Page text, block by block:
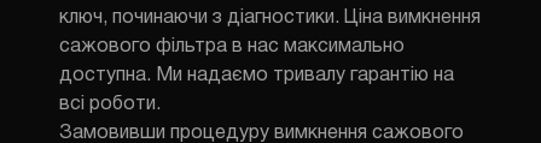
ключ, починаючи з діагностики. Ціна вимкнення
сажового фільтра в нас максимально
доступна. Ми надаємо тривалу гарантію на
всі роботи.
Замовивши процедуру вимкнення сажового